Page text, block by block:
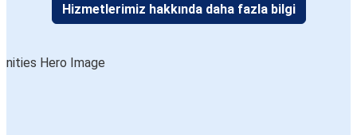
Hizmetlerimiz hakkında daha fazla bilgi